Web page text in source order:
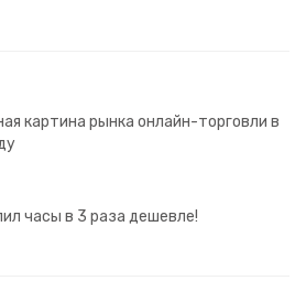
картина рынка онлайн-торговли в
часы в 3 раза дешевле!